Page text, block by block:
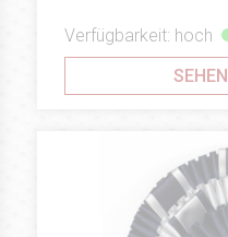
Verfügbarkeit: hoch
SEHEN